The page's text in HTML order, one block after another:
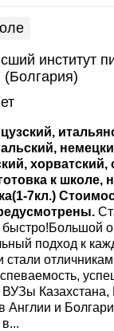
институт
хорватский,
к школе,
7кл.)
быстро!Большой
подход к
стали
Казахстана,
Англии и